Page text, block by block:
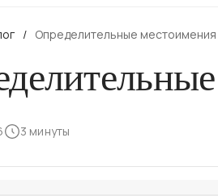
/ Определительные местоимения
3 минуты